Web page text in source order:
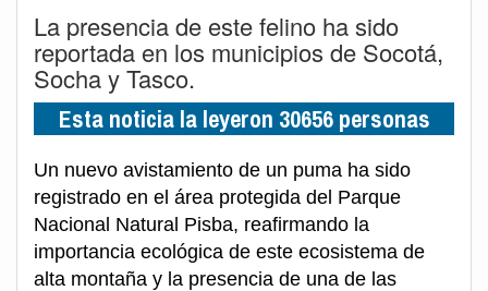
La presencia de este felino ha sido
reportada en los municipios de Socotá,
Socha y Tasco.
Esta noticia la leyeron 30656 personas
Un nuevo avistamiento de un puma ha sido
registrado en el área protegida del Parque
Nacional Natural Pisba, reafirmando la
importancia ecológica de este ecosistema de
alta montaña y la presencia de una de las